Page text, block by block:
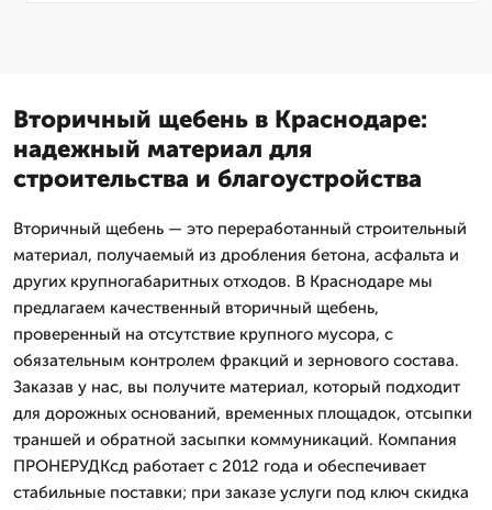
Вторичный щебень в Краснодаре:
надежный материал для
строительства и благоустройства
Вторичный щебень — это переработанный строительный
материал, получаемый из дробления бетона, асфальта и
других крупногабаритных отходов. В Краснодаре мы
предлагаем качественный вторичный щебень,
проверенный на отсутствие крупного мусора, с
обязательным контролем фракций и зернового состава.
Заказав у нас, вы получите материал, который подходит
для дорожных оснований, временных площадок, отсыпки
траншей и обратной засыпки коммуникаций. Компания
ПРОНЕРУДКсд работает с 2012 года и обеспечивает
стабильные поставки; при заказе услуги под ключ скидка